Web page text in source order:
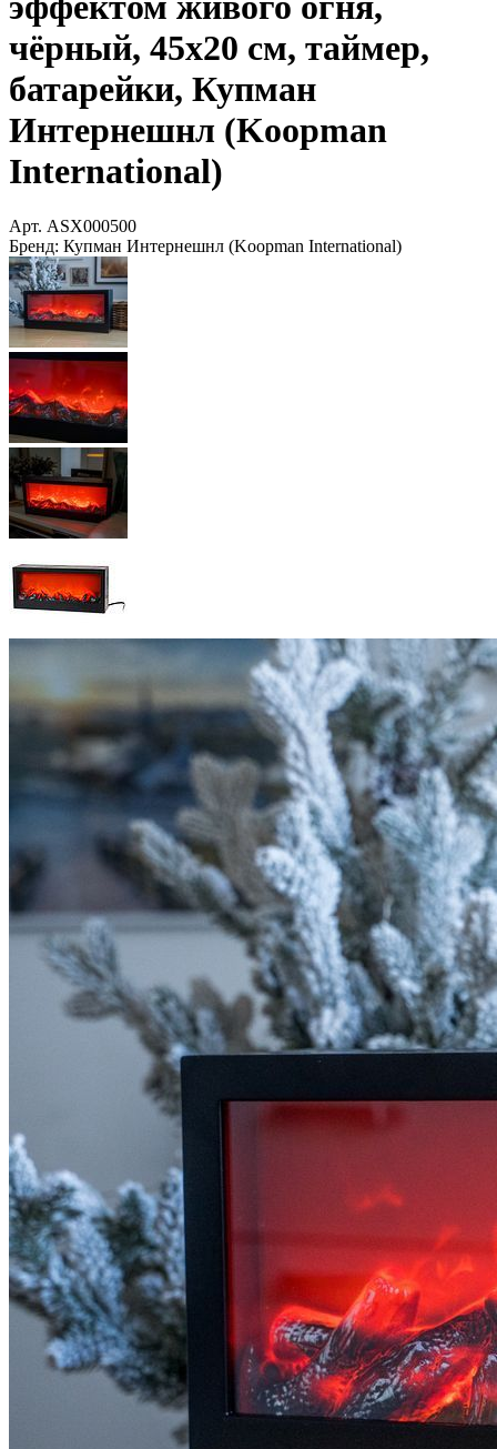
чёрный, 45х20 см, таймер,
батарейки, Купман
Интернешнл (Koopman
International)
Арт. ASX000500
Бренд: Купман Интернешнл (Koopman International)